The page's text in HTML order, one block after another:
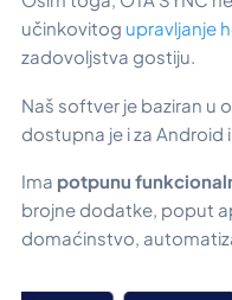
učinkovitog upravljanje
zadovoljstva gostiju.
Naš softver je baziran u
dostupna je i za Android
Ima potpunu
brojne dodatke, poput
domaćinstvo,